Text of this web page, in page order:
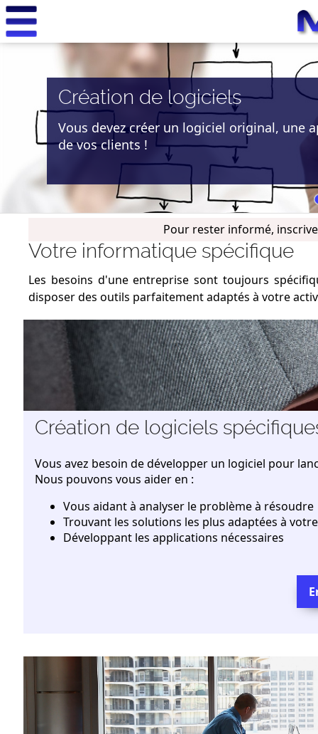
Création de logiciels
Vous devez créer un logiciel original, une
de vos clients !
Créer
Pour rester informé,
Votre informatique spécifique
Les besoins d'une entreprise sont toujours
disposer des outils parfaitement adaptés à votre
Création de logiciels
Vous avez besoin de développer un logiciel pour
Nous pouvons vous aider en :
Vous aidant à analyser le problème à résoudre
Trouvant les solutions les plus adaptées à
Développant les applications nécessaires